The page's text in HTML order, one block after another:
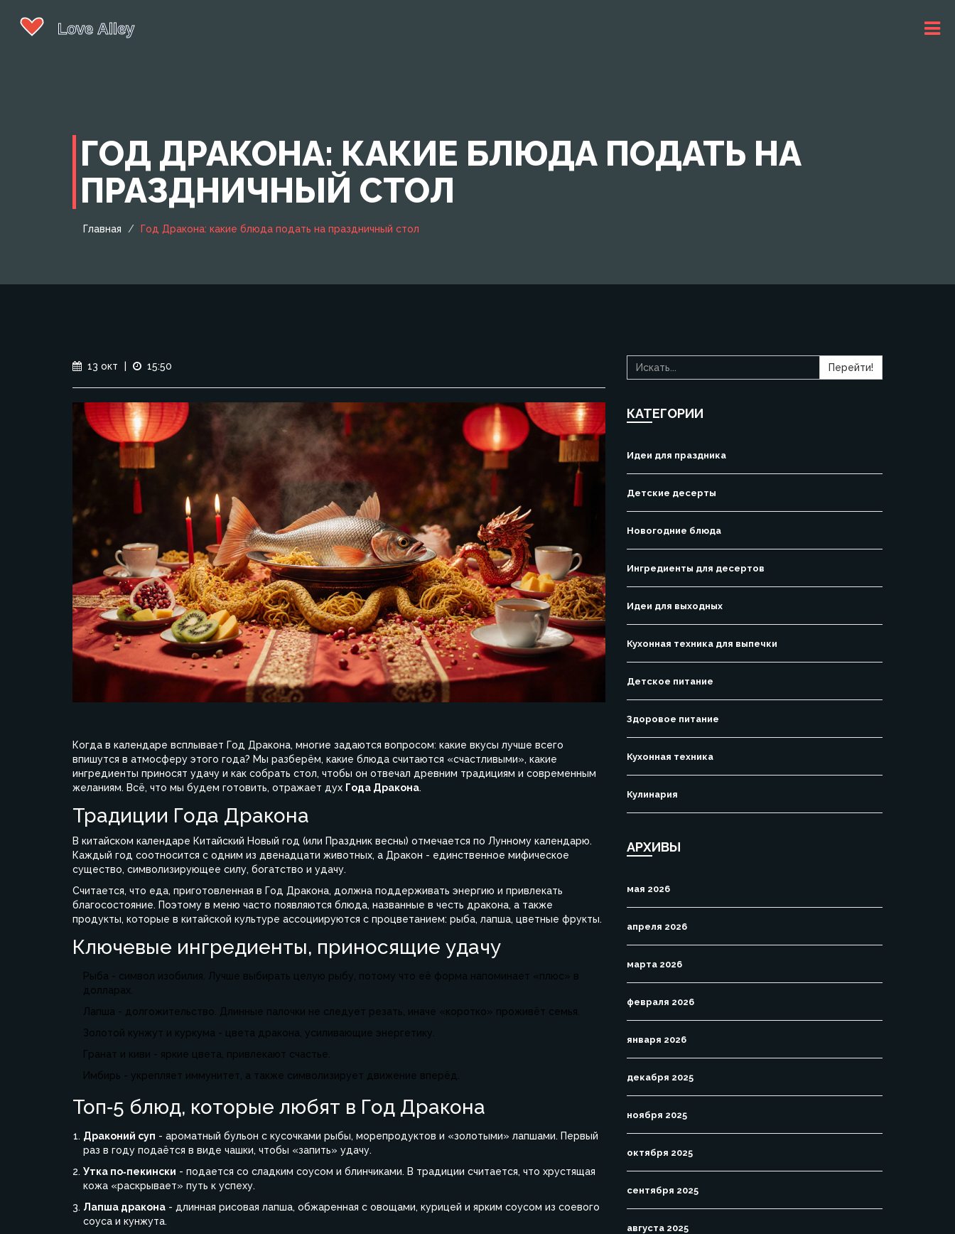
ГОД ДРАКОНА: КАКИЕ БЛЮДА ПОДАТЬ НА
ПРАЗДНИЧНЫЙ СТОЛ
Главная Год Дракона: какие блюда подать на праздничный стол
13 окт 15:50
Когда в календаре всплывает Год Дракона, многие задаются вопросом: какие вкусы лучше всего
впишутся в атмосферу этого года? Мы разберём, какие блюда считаются «счастливыми», какие
ингредиенты приносят удачу и как собрать стол, чтобы он отвечал древним традициям и современным
желаниям. Всё, что мы будем готовить, отражает дух Года Дракона.
Традиции Года Дракона
В китайском календаре Китайский Новый год (или Праздник весны) отмечается по Лунному календарю.
Каждый год соотносится с одним из двенадцати животных, а Дракон - единственное мифическое
существо, символизирующее силу, богатство и удачу.
Считается, что еда, приготовленная в Год Дракона, должна поддерживать энергию и привлекать
благосостояние. Поэтому в меню часто появляются блюда, названные в честь дракона, а также
продукты, которые в китайской культуре ассоциируются с процветанием: рыба, лапша, цветные фрукты.
Ключевые ингредиенты, приносящие удачу
Рыба - символ изобилия. Лучше выбирать целую рыбу, потому что её форма напоминает «плюс» в
долларах.
Лапша - долгожительство. Длинные палочки не следует резать, иначе «коротко» проживёт семья.
Золотой кунжут и куркума - цвета дракона, усиливающие энергетику.
Гранат и киви - яркие цвета, привлекают счастье.
Имбирь - укрепляет иммунитет, а также символизирует движение вперёд.
Топ‑5 блюд, которые любят в Год Дракона
Драконий суп - ароматный бульон с кусочками рыбы, морепродуктов и «золотыми» лапшами. Первый
раз в году подаётся в виде чашки, чтобы «запить» удачу.
Утка по‑пекински - подается со сладким соусом и блинчиками. В традиции считается, что хрустящая
кожа «раскрывает» путь к успеху.
Лапша дракона - длинная рисовая лапша, обжаренная с овощами, курицей и ярким соусом из соевого
соуса и кунжута.
Перейти!
КАТЕГОРИИ
Идеи для праздника
Детские десерты
Новогодние блюда
Ингредиенты для десертов
Идеи для выходных
Кухонная техника для выпечки
Детское питание
Здоровое питание
Кухонная техника
Кулинария
АРХИВЫ
мая 2026
апреля 2026
марта 2026
февраля 2026
января 2026
декабря 2025
ноября 2025
октября 2025
сентября 2025
августа 2025